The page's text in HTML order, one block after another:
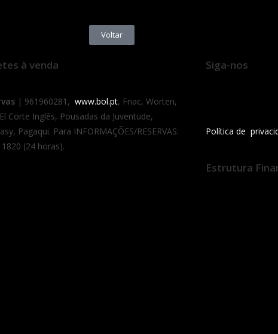
Voltar
à venda
| 961960281, www.bol.pt, Fnac, Worten,
Corte Inglês, Pousadas da Juventude,
Pagaqui. Para INFORMAÇÕES/RESERVAS:
1820 (24 horas).
Siga-nos
Política de
Estrutura